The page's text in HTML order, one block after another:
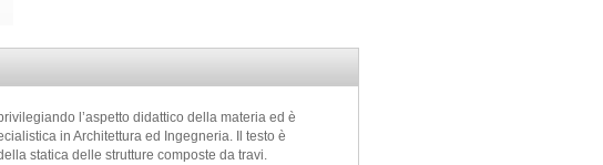
l’aspetto didattico della materia ed è
in Architettura ed Ingegneria. Il testo è
statica delle strutture composte da travi.